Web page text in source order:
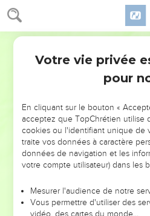
Esaïe 40
A qui me comparerez-vous
demande le Saint.
Levez les yeux vers le ciel et
C’est celui qui fait sortir les corps
les appelle tous par leur nom.
force si puissante que pas un seul
De nouvelles forces
faiblissent
Pourquoi dis-tu, Jacob, et
« Ma situation échappe à
Ne le sais-tu pas ? Ne l'as-tu
d'éternité, l'Eternel, qui a créé
Votre vie privée
pour
En cliquant sur le bouton «
acceptez que TopChrétien utilise
cookies ou l'identifiant unique de
traite vos données à caractère
données de navigation et les
votre compte utilisateur) dans les
Mesurer l'audience de notre
Vous permettre d'utiliser des
vidéo, des cartes du monde…